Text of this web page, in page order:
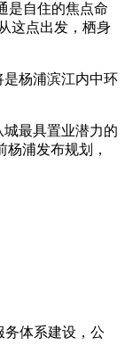
是自住的焦点命
这点出发，栖身
杨浦滨江内中环
最具置业潜力的
浦发布规划，
务体系建设，公